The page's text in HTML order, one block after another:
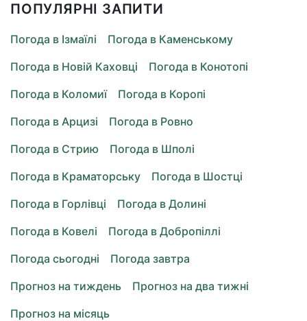
ПОПУЛЯРНІ ЗАПИТИ
Погода в Ізмаїлі
Погода в Каменському
Погода в Новій Каховці
Погода в Конотопі
Погода в Коломиї
Погода в Коропі
Погода в Арцизі
Погода в Ровно
Погода в Стрию
Погода в Шполі
Погода в Краматорську
Погода в Шостці
Погода в Горлівці
Погода в Долині
Погода в Ковелі
Погода в Добропіллі
Погода сьогодні
Погода завтра
Прогноз на тиждень
Прогноз на два тижні
Прогноз на місяць